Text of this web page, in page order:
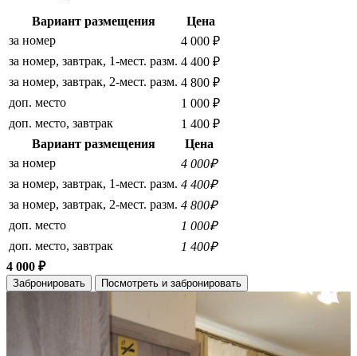
Вариант размещения
Цена
за номер
4 000 ₽
за номер, завтрак, 1-мест. разм. 4 400 ₽
за номер, завтрак, 2-мест. разм. 4 800 ₽
доп. место
1 000 ₽
доп. место, завтрак
1 400 ₽
Вариант размещения
Цена
за номер
4 000₽
за номер, завтрак, 1-мест. разм. 4 400₽
за номер, завтрак, 2-мест. разм. 4 800₽
доп. место
1 000₽
доп. место, завтрак
1 400₽
4 000 ₽
Забронировать Посмотреть и забронировать